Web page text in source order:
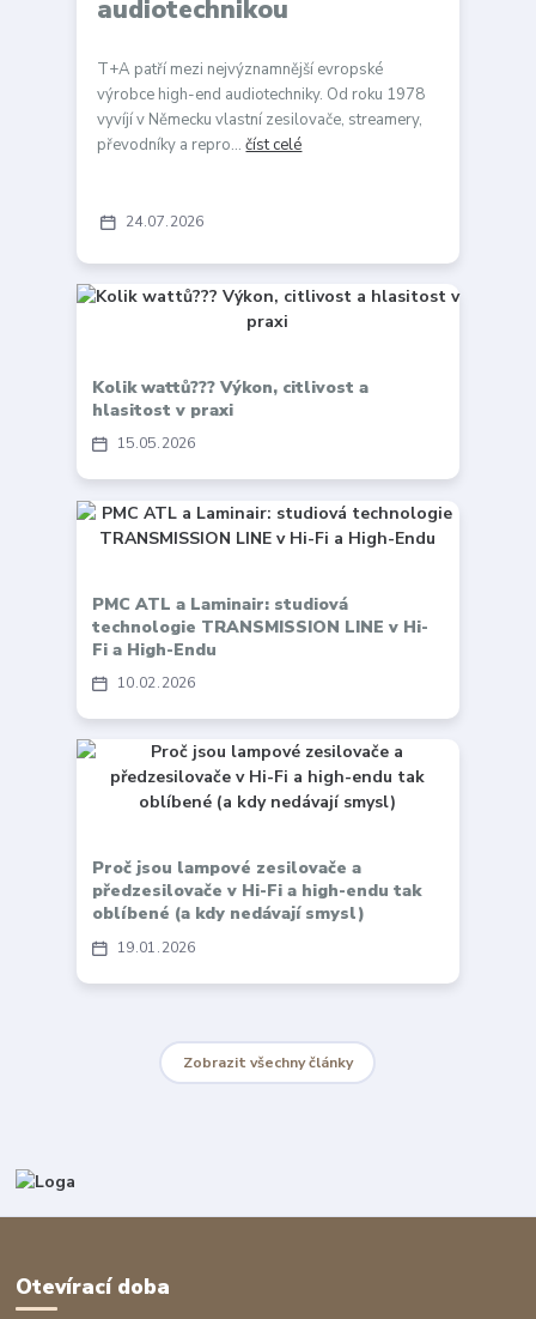
24 07 2026
audiotechnikou
T+A patří mezi nejvýznamnější evropské
výrobce high-end audiotechniky. Od roku 1978
vyvíjí v Německu vlastní zesilovače, streamery,
převodníky a repro...číst celé
15 05 2026
Kolik wattů??? Výkon, citlivost a
hlasitost v praxi
10 02 2026
PMC ATL a Laminair: studiová
technologie TRANSMISSION LINE v Hi-
Fi a High-Endu
19 01 2026
Proč jsou lampové zesilovače a
předzesilovače v Hi-Fi a high-endu tak
oblíbené (a kdy nedávají smysl)
Zobrazit všechny články
Otevírací doba